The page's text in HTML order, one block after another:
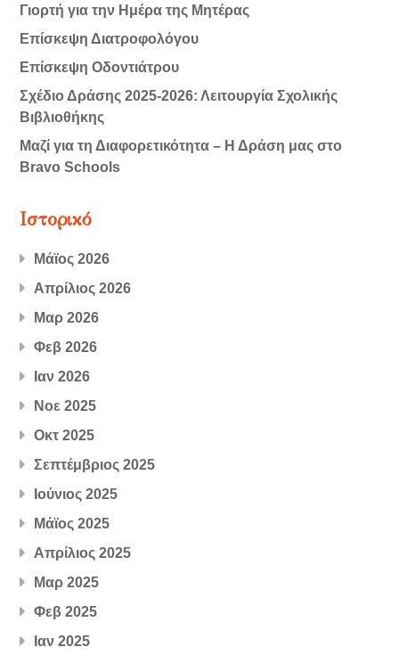
Γιορτή για την Ημέρα της Μητέρας
Επίσκεψη Διατροφολόγου
Επίσκεψη Οδοντιάτρου
Σχέδιο Δράσης 2025-2026: Λειτουργία Σχολικής
Βιβλιοθήκης
Μαζί για τη Διαφορετικότητα – Η Δράση μας στο
Bravo Schools
Ιστορικό
Μάϊος 2026
Απρίλιος 2026
Μαρ 2026
Φεβ 2026
Ιαν 2026
Νοε 2025
Οκτ 2025
Σεπτέμβριος 2025
Ιούνιος 2025
Μάϊος 2025
Απρίλιος 2025
Μαρ 2025
Φεβ 2025
Ιαν 2025